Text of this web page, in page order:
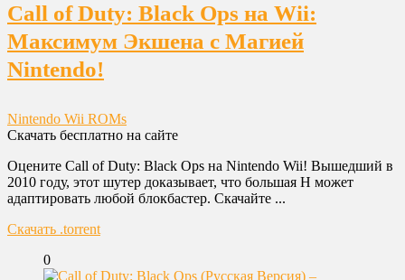
Call of Duty: Black Ops на Wii:
Максимум Экшена с Магией
Nintendo!
Nintendo Wii ROMs
Скачать бесплатно на сайте
Оцените Call of Duty: Black Ops на Nintendo Wii! Вышедший в
2010 году, этот шутер доказывает, что большая Н может
адаптировать любой блокбастер. Скачайте ...
Скачать .torrent
0